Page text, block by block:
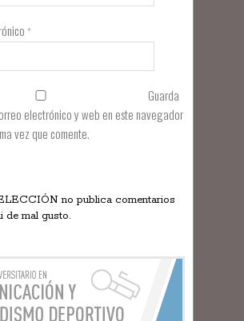
*
Guarda
electrónico y web en este navegador
vez que comente.
no publica comentarios
de mal gusto.